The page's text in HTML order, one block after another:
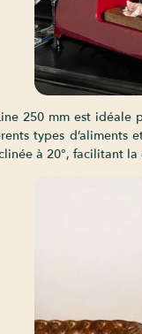
250 mm est
types
à 20°, facilitant